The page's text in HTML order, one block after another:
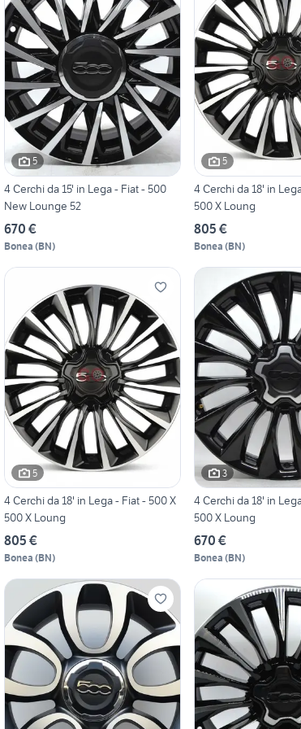
5
4 Cerchi da 15' in Lega - Fiat - 500
New Lounge 52
670 €
Bonea (BN)
5
4 Cerchi da 18' in
500 X Loung
805 €
Bonea (BN)
5
4 Cerchi da 18' in Lega - Fiat - 500 X
500 X Loung
805 €
Bonea (BN)
3
4 Cerchi da 18' in
500 X Loung
670 €
Bonea (BN)